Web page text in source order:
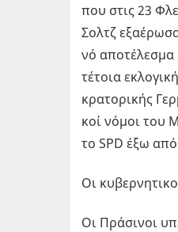
που στις 23
Σολτζ
νό απο­τέ­λε­σμα
τέ­τοια
κρα­το­ρι­κής
κοί νόμοι του
το SPD έξω
Οι
Οι Πρά­σι­νοι